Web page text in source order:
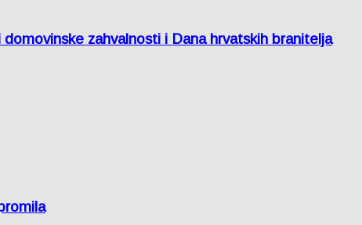
zahvalnosti i Dana hrvatskih branitelja